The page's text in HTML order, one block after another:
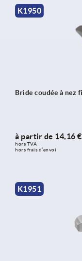
K1950
Bride coudée à nez
à partir de 14,16 €
hors TVA
hors frais d’envoi
K1951